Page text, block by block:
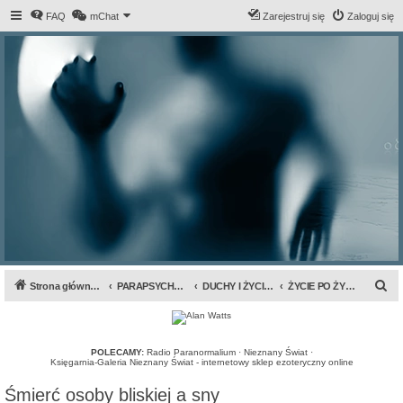
FAQ mChat Zaloguj się
Zarejestruj się
Strona główna forum PARAPSYCHOLOGIA & ANOMALIA DUCHY I ŻYCIE PO ŚMIERCI ŻYCIE PO ŻYCIU &amp; NDE
POLECAMY: Radio Paranormalium· Nieznany Świat·
Księgarnia-Galeria Nieznany Świat - internetowy sklep ezoteryczny online
Śmierć osoby bliskiej a sny